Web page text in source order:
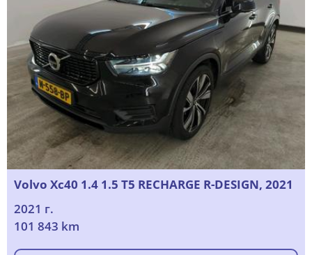
Volvo Xc40 1.4 1.5 T5 RECHARGE R-DESIGN, 2021
2021 г.
101 843 km